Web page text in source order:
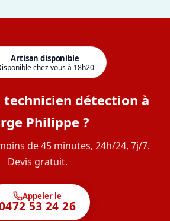
Artisan disponible
chez vous à 18h20
technicien détection à
Philippe ?
de 45 minutes, 24h/24, 7j/7.
Devis gratuit.
Appeler le
53 24 26